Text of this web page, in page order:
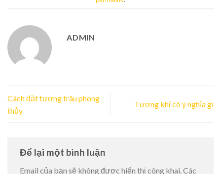
ADMIN
Cách đặt tượng trâu phong
thủy
Tượng khỉ có ý nghĩa gì
Để lại một bình luận
Email của bạn sẽ không được hiển thị công khai.Các